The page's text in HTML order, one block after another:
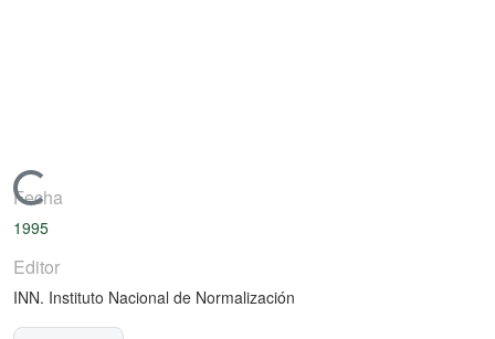
Cargando...
Fecha
1995
Editor
INN. Instituto Nacional de Normalización